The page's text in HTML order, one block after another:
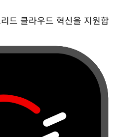
드 클라우드 혁신을 지원합